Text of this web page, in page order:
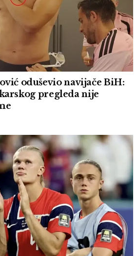
oduševio navijače BiH:
pregleda nije